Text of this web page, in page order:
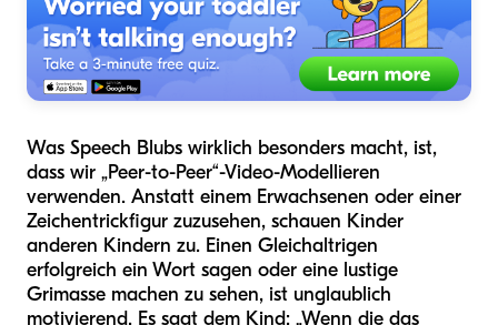
Was Speech Blubs wirklich besonders macht, ist,
dass wir „Peer-to-Peer“-Video-Modellieren
verwenden. Anstatt einem Erwachsenen oder einer
Zeichentrickfigur zuzusehen, schauen Kinder
anderen Kindern zu. Einen Gleichaltrigen
erfolgreich ein Wort sagen oder eine lustige
Grimasse machen zu sehen, ist unglaublich
motivierend. Es sagt dem Kind: „Wenn die das